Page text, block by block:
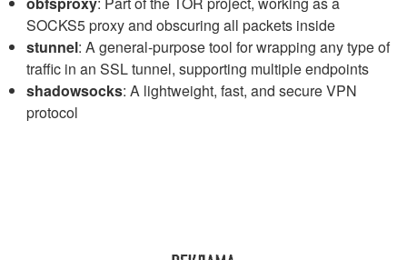
SOCKS5 proxy and obscuring all packets inside
stunnel: A general-purpose tool for wrapping any type of
traffic in an SSL tunnel, supporting multiple endpoints
shadowsocks: A lightweight, fast, and secure VPN
protocol